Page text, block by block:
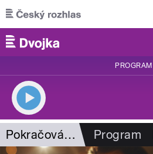
Přejít k hlavnímu obsahu
PROGRAM
Pokračování za chvilku Program